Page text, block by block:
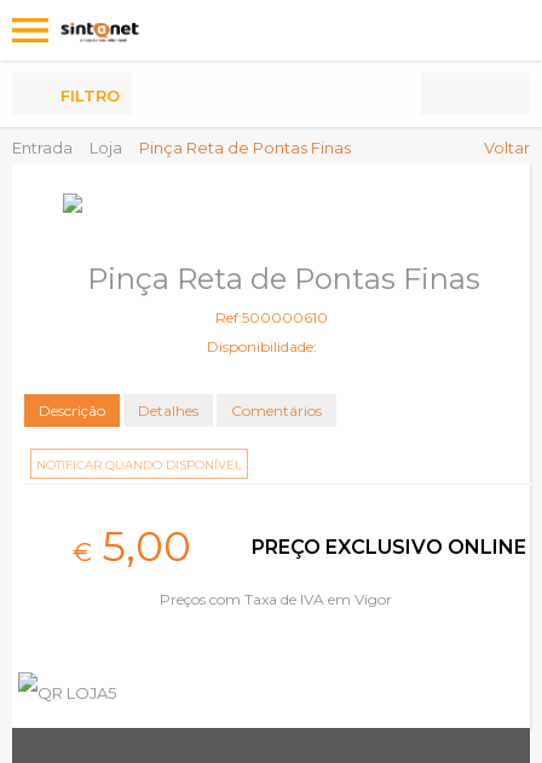
Entrada Loja Pinça Reta de Pontas Finas Voltar
FILTRO
Pinça Reta de Pontas Finas
Ref:500000610
Disponibilidade:
Descrição Detalhes Comentários
NOTIFICAR QUANDO DISPONÍVEL
€ 5,00 PREÇO EXCLUSIVO ONLINE
Preços com Taxa de IVA em Vigor